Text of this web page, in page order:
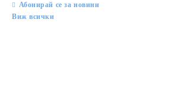
Абонирай се за новини
Виж всички